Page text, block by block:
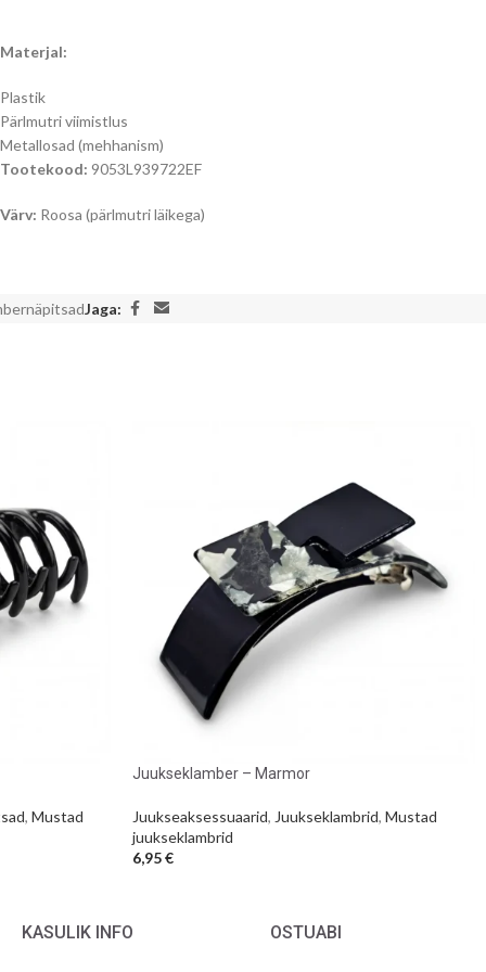
Materjal:
Plastik
Pärlmutri viimistlus
Metallosad (mehhanism)
Tootekood: 9053L939722EF
Värv: Roosa (pärlmutri läikega)
Jaga:
, Mustad
Juukseklamber – Marmor
Juukseaksessuaarid, Juukseklambrid, Mustad
juukseklambrid
6,95€
KASULIK INFO OSTUABI